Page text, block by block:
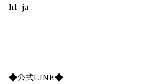
hl=ja
◆公式LINE◆